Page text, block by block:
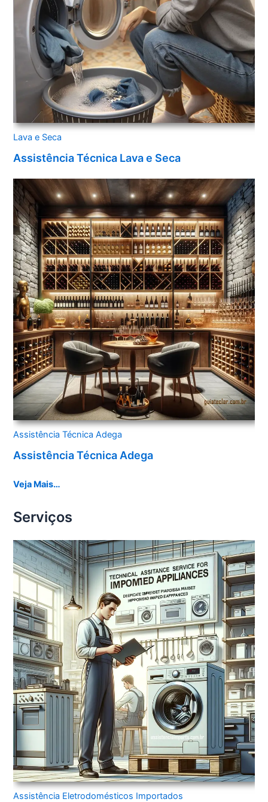
Lava e Seca
Assistência Técnica Lava e Seca
Assistência Técnica Adega
Assistência Técnica Adega
Veja Mais…
Serviços
Assistência Eletrodomésticos Importados